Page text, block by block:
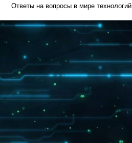
Ответы на вопросы в мире технологий